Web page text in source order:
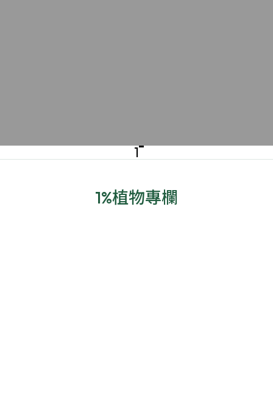
1
1%植物專欄